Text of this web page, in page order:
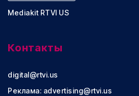
Mediakit RTVI US
Контакты
digital@rtvi.us
Реклама: advertising@rtvi.us